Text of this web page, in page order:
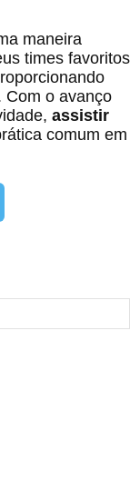
maneira
times favoritos
Com o avanço
assistir
comum em